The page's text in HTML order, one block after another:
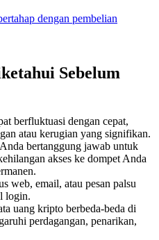
dengan pembelian
Sebelum
berfluktuasi dengan cepat,
atau kerugian yang signifikan.
Anda bertanggung jawab untuk
akses ke dompet Anda
web, email, atau pesan palsu
login.
uang kripto berbeda-beda di
perdagangan, penarikan,